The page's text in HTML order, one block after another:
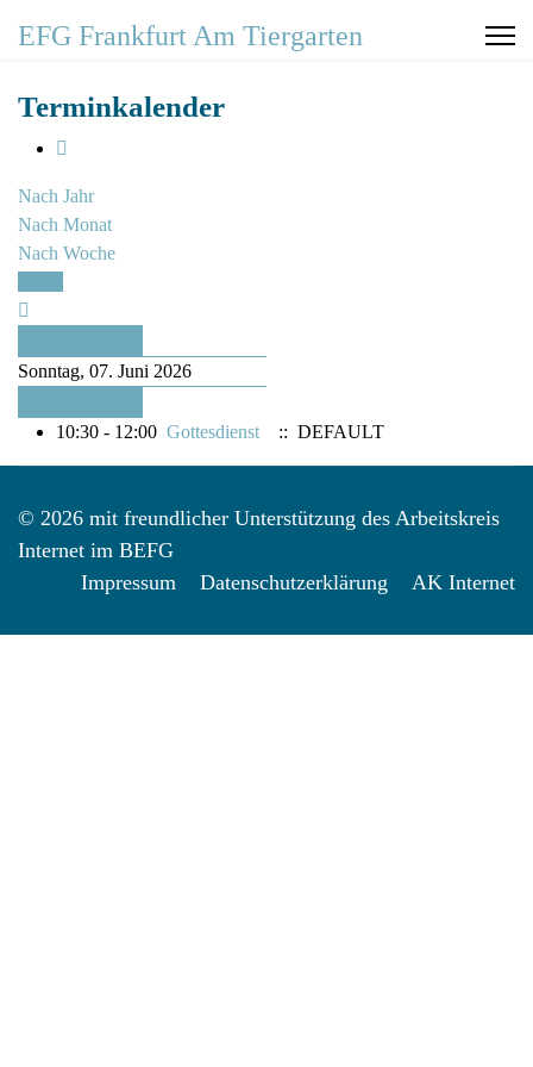
EFG Frankfurt Am Tiergarten
Terminkalender
Nach Jahr
Nach Monat
Nach Woche
Sonntag, 07. Juni 2026
10:30 - 12:00 Gottesdienst :: DEFAULT
© 2026 mit freundlicher Unterstützung des Arbeitskreis
Internet im BEFG
Impressum
Datenschutzerklärung AK Internet